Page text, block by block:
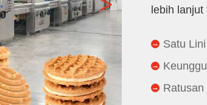
lebih
Satu